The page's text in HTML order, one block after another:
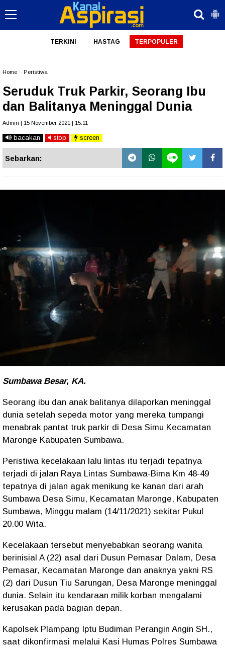
TERKINI HASTAG TERPOPULER
Home Peristiwa
Seruduk Truk Parkir, Seorang Ibu
dan Balitanya Meninggal Dunia
Admin | 15 November 2021 | 15:11
bacakan stop screen
Sebarkan:
Sumbawa Besar, KA.
Seorang ibu dan anak balitanya dilaporkan meninggal
dunia setelah sepeda motor yang mereka tumpangi
menabrak pantat truk parkir di Desa Simu Kecamatan
Maronge Kabupaten Sumbawa.
Peristiwa kecelakaan lalu lintas itu terjadi tepatnya
terjadi di jalan Raya Lintas Sumbawa-Bima Km 48-49
tepatnya di jalan agak menikung ke kanan dari arah
Sumbawa Desa Simu, Kecamatan Maronge, Kabupaten
Sumbawa, Minggu malam (14/11/2021) sekitar Pukul
20.00 Wita.
Kecelakaan tersebut menyebabkan seorang wanita
berinisial A (22) asal dari Dusun Pemasar Dalam, Desa
Pemasar, Kecamatan Maronge dan anaknya yakni RS
(2) dari Dusun Tiu Sarungan, Desa Maronge meninggal
dunia. Selain itu kendaraan milik korban mengalami
kerusakan pada bagian depan.
Kapolsek Plampang Iptu Budiman Perangin Angin SH.,
saat dikonfirmasi melalui Kasi Humas Polres Sumbawa